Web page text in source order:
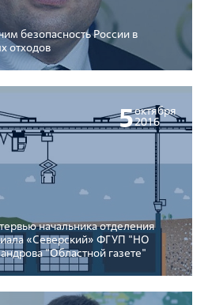
безопасность России в
отходов
5октября
2016
начальника отделения
«Северский» ФГУП "НО
"Областной газете"